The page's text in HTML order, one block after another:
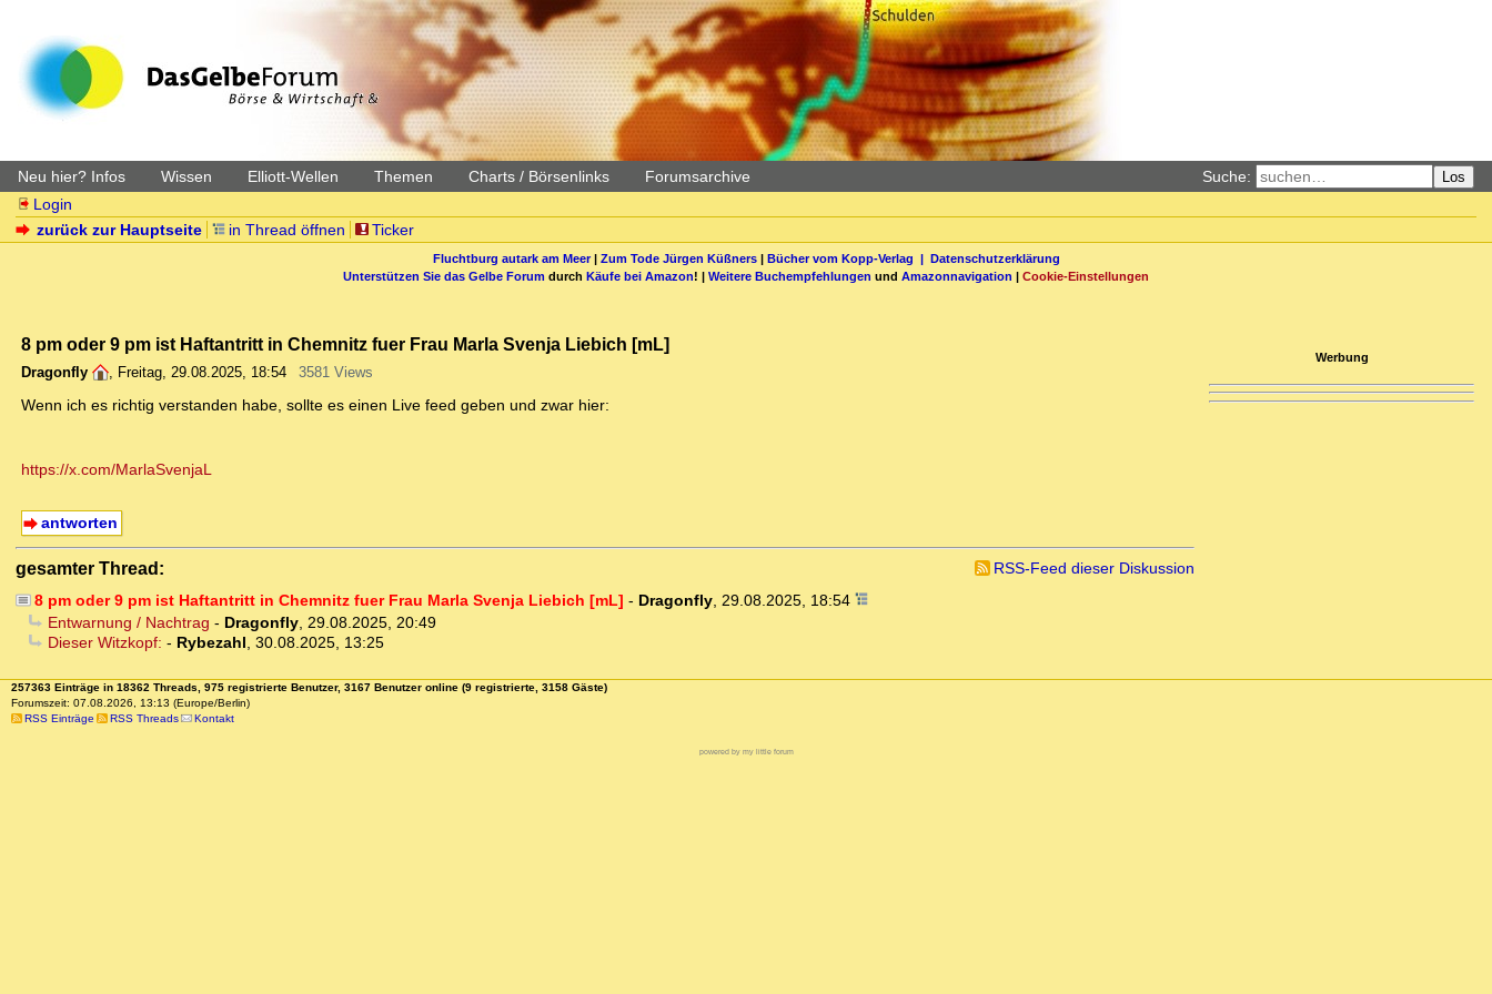
Neu hier? Infos Wissen Elliott-Wellen Themen Charts / Börsenlinks Forumsarchive Suche: Los
Login
zurück zur Hauptseite
in Thread öffnen Ticker
Fluchtburg autark am Meer| Zum Tode Jürgen Küßners| Bücher vom Kopp-Verlag | Datenschutzerklärung
Unterstützen Sie das Gelbe Forum durch Käufe bei Amazon! | Weitere Buchempfehlungen und Amazonnavigation | Cookie-Einstellungen
8 pm oder 9 pm ist Haftantritt in Chemnitz fuer Frau Marla Svenja Liebich [mL]
Dragonfly , Freitag, 29.08.2025, 18:54 3581 Views
Wenn ich es richtig verstanden habe, sollte es einen Live feed geben und zwar hier:
https://x.com/MarlaSvenjaL
antworten
gesamter Thread:
RSS-Feed dieser Diskussion
8 pm oder 9 pm ist Haftantritt in Chemnitz fuer Frau Marla Svenja Liebich [mL] - Dragonfly, 29.08.2025, 18:54
Entwarnung / Nachtrag - Dragonfly, 29.08.2025, 20:49
Dieser Witzkopf: - Rybezahl, 30.08.2025, 13:25
Werbung
257363 Einträge in 18362 Threads, 975 registrierte Benutzer, 3167 Benutzer online (9 registrierte, 3158 Gäste)
Forumszeit: 07.08.2026, 13:13 (Europe/Berlin)
RSS Einträge
RSS Threads Kontakt
powered by my little forum